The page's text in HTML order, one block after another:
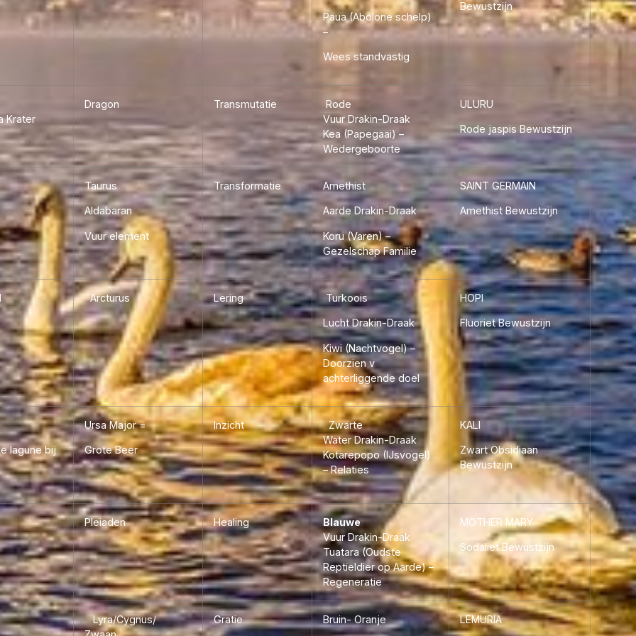
vind je links onderaan door naar beneden te
Paua (Abolone schelp)
–
Wees standvastig
Bewustzijn
Krater
Dragon Transmutatie
Rode
Vuur Drakin-Draak
Kea (Papegaai) –
Wedergeboorte
ULURU
Rode jaspis Bewustzijn
Taurus
Aldabaran
Vuur element
Transformatie Amethist
Aarde Drakin-Draak
Koru (Varen) –
Gezelschap Familie
SAINT GERMAIN
Amethist Bewustzijn
Arcturus Lering Turkoois
Lucht Drakin-Draak
Kiwi (Nachtvogel) –
Doorzien v
achterliggende doel
HOPI
Fluoriet Bewustzijn
lagune bij
Ursa Major =
Grote Beer
Inzicht
Zwarte
Water Drakin-Draak
Kotarepopo (IJsvogel)
– Relaties
KALI
Zwart Obsidiaan
Bewustzijn
Pleiaden Healing
Blauwe
Vuur Drakin-Draak
Tuatara (Oudste
Reptieldier op Aarde) –
Regeneratie
MOTHER MARY
Sodaliet Bewustzijn
Lyra/Cygnus/
Gratie Bruin- Oranje LEMURIA